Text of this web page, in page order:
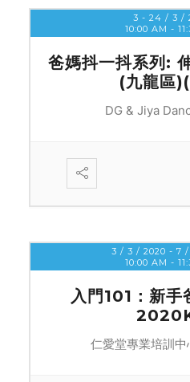
3 - 24 / 3 /
10:00 AM -
爸媽抖一抖系列:
(九龍區
DG & Jiya
3 / 3 / 2020 - 7
10:00 AM -
入門101：新手
仁愛堂專業培訓